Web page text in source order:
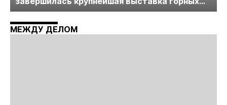
технологий «Недра России. Уголь России и
Майнинг»
МЕЖДУ ДЕЛОМ